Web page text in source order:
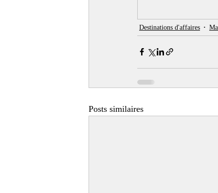
Destinations d'affaires
Posts similaires